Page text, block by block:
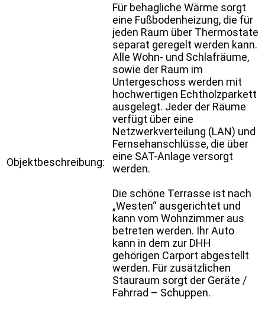
Objektbeschreibung:
Für behagliche Wärme sorgt
eine Fußbodenheizung, die für
jeden Raum über Thermostate
separat geregelt werden kann.
Alle Wohn- und Schlafräume,
sowie der Raum im
Untergeschoss werden mit
hochwertigen Echtholzparkett
ausgelegt. Jeder der Räume
verfügt über eine
Netzwerkverteilung (LAN) und
Fernsehanschlüsse, die über
eine SAT-Anlage versorgt
werden.
Die schöne Terrasse ist nach
„Westen“ ausgerichtet und
kann vom Wohnzimmer aus
betreten werden. Ihr Auto
kann in dem zur DHH
gehörigen Carport abgestellt
werden. Für zusätzlichen
Stauraum sorgt der Geräte /
Fahrrad – Schuppen.